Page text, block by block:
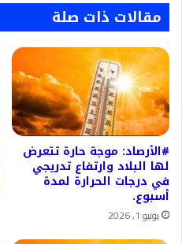
مقالات ذات صلة
#الأرصاد: موجة حارة تتعرض
لها البلاد وارتفاع تدريجي
في درجات الحرارة لمدة
أسبوع.
يونيو 1, 2026